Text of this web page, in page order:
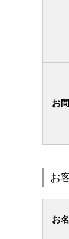
お
お
お